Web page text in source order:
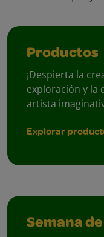
Productos
¡Despierta la
exploración y la
artista
Explorar
Semana